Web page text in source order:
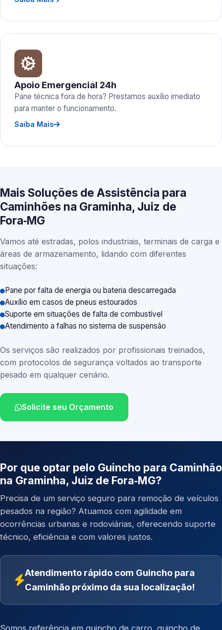
Apoio Emergencial 24h
Pane técnica fora de hora? Prestamos auxílio imediato
para manter o funcionamento.
Saiba Mais
Mais Soluções de Assistência para
Caminhões na Graminha, Juiz de
Fora‑MG
Vamos até estradas, polos industriais, terminais de carga e
áreas de armazenamento, lidando com diferentes
situações:
Pane por falta de energia ou bateria descarregada
Auxílio em casos de pneus estourados
Suporte em situações de falta de combustível
Atendimento a falhas no sistema de suspensão
Os serviços são realizados por profissionais treinados,
com protocolos de segurança voltados ao transporte
pesado em qualquer cenário.
Solicite seu Orçamento
Por que optar pelo Guincho para Caminhão
na Graminha, Juiz de Fora‑MG?
Precisa de um serviço seguro para remoção de veículos
pesados na região? Atuamos com agilidade em
ocorrências urbanas e rodoviárias, oferecendo suporte
técnico, eficiência e com valores justos.
Atendimento rápido com Guincho para
Caminhão próximo da sua localização!
Somos referência em guincho de carro guincho de